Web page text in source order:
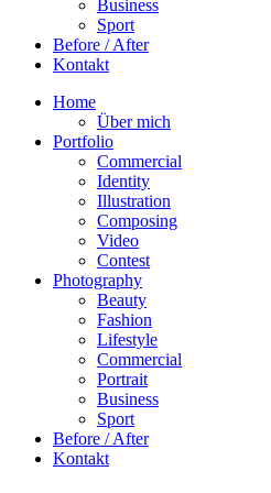
Business
Sport
Before / After
Kontakt
Home
Über mich
Portfolio
Commercial
Identity
Illustration
Composing
Video
Contest
Photography
Beauty
Fashion
Lifestyle
Commercial
Portrait
Business
Sport
Before / After
Kontakt